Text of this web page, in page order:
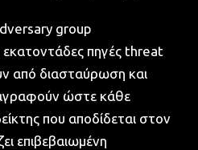
group
πηγές threat
από διασταύρωση και
ώστε κάθε
που αποδίδεται στον
επιβεβαιωμένη